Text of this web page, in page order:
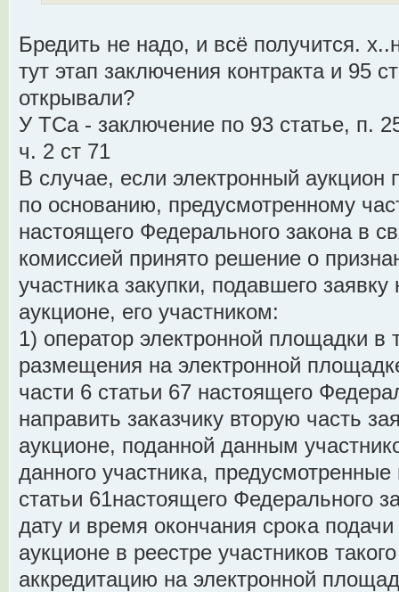
Бредить не надо, и всё получится.
тут этап заключения контракта и 95
открывали?
У ТСа - заключение по 93 статье, п.
ч. 2 ст 71
В случае, если электронный аукцион
по основанию, предусмотренному
настоящего Федерального закона в
комиссией принято решение о
участника закупки, подавшего
аукционе, его участником:
1) оператор электронной площадки в
размещения на электронной
части 6 статьи 67 настоящего
направить заказчику вторую часть
аукционе, поданной данным
данного участника,
статьи 61настоящего Федерального
дату и время окончания срока
аукционе в реестре участников
аккредитацию на электронной